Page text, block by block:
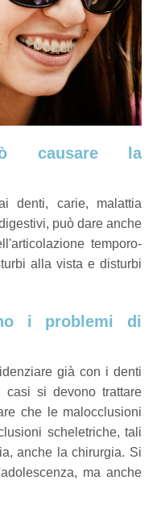
causare la
denti, carie, malattia
può dare anche
temporo-
alla vista e disturbi
i problemi di
già con i denti
si devono trattare
che le malocclusioni
scheletriche, tali
anche la chirurgia. Si
ma anche